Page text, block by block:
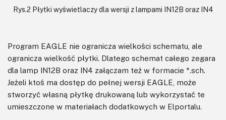
Rys.2 Płytki wyświetlaczy dla wersji z lampami IN12B oraz IN4
Program EAGLE nie ogranicza wielkości schematu, ale
ogranicza wielkość płytki. Dlatego schemat całego zegara
dla lamp IN12B oraz IN4 załączam też w formacie *.sch.
Jeżeli ktoś ma dostęp do pełnej wersji EAGLE, może
stworzyć własną płytkę drukowaną lub wykorzystać te
umieszczone w materiałach dodatkowych w Elportalu.